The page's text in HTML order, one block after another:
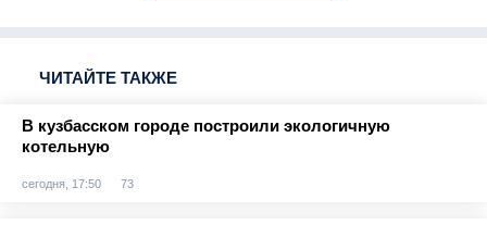
ЧИТАЙТЕ ТАКЖЕ
В кузбасском городе построили экологичную
котельную
сегодня, 17:50 73